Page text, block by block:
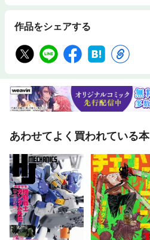
作品をシェアする
あわせてよく買われている本